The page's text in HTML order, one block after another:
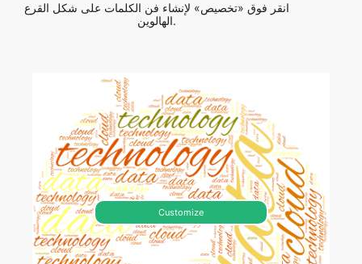
انقر فوق «تخصيص» لإنشاء فن الكلمات على شكل القرع
الهالوين.
Customize